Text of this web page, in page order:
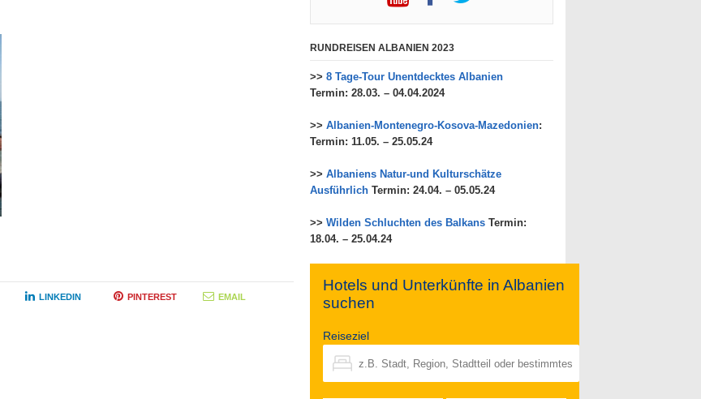
LINKEDIN PINTEREST EMAIL
RUNDREISEN ALBANIEN 2023
>> 8 Tage-Tour Unentdecktes Albanien
Termin: 28.03. – 04.04.2024
>> Albanien-Montenegro-Kosova-Mazedonien:
Termin: 11.05. – 25.05.24
>> Albaniens Natur-und Kulturschätze
Ausführlich Termin: 24.04. – 05.05.24
>> Wilden Schluchten des Balkans Termin:
18.04. – 25.04.24
Hotels und Unterkünfte in Albanien
suchen
Reiseziel